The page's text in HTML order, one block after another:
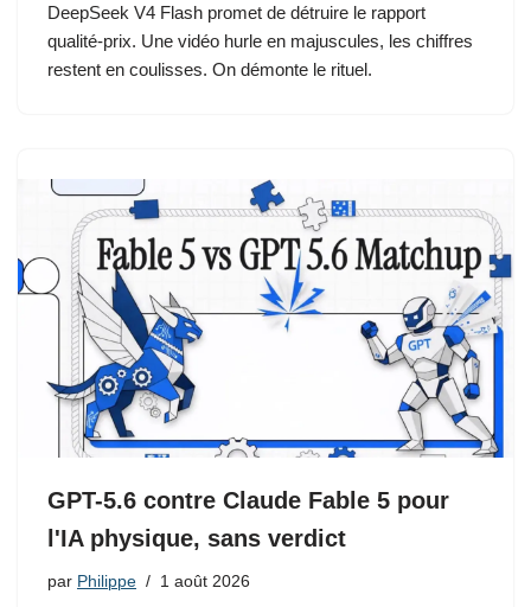
DeepSeek V4 Flash promet de détruire le rapport
qualité-prix. Une vidéo hurle en majuscules, les chiffres
restent en coulisses. On démonte le rituel.
GPT-5.6 contre Claude Fable 5 pour
l'IA physique, sans verdict
par Philippe 1 août 2026